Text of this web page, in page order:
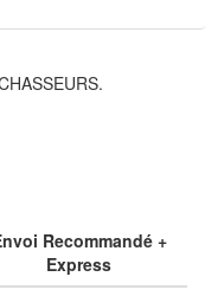
Recommandé +
Express